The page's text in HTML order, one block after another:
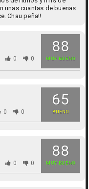
unas cuantas de buenas
Chau peña!!
88
MUY BUENO
0 0
65
BUENO
0 0
88
MUY BUENO
0 0